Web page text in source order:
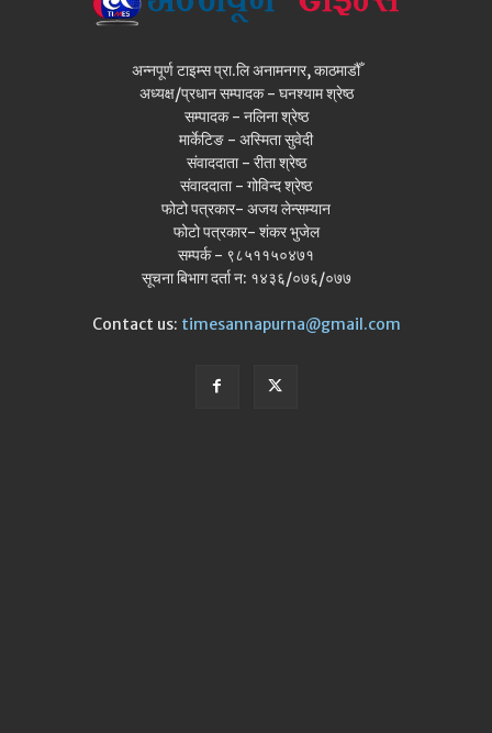
अन्नपूर्ण टाइम्स प्रा.लि अनामनगर, काठमाडौँ
अध्यक्ष/प्रधान सम्पादक - घनश्याम श्रेष्ठ
सम्पादक - नलिना श्रेष्ठ
मार्केटिङ - अस्मिता सुवेदी
संवाददाता - रीता श्रेष्ठ
संवाददाता - गोविन्द श्रेष्ठ
फोटो पत्रकार- अजय लेन्सम्यान
फोटो पत्रकार- शंकर भुजेल
सम्पर्क - ९८५११५०४७१
सूचना बिभाग दर्ता न: १४३६/०७६/०७७
Contact us: timesannapurna@gmail.com